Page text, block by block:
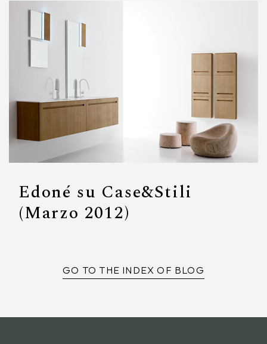
Edoné su Case&Stili
(Marzo 2012)
GO TO THE INDEX OF BLOG